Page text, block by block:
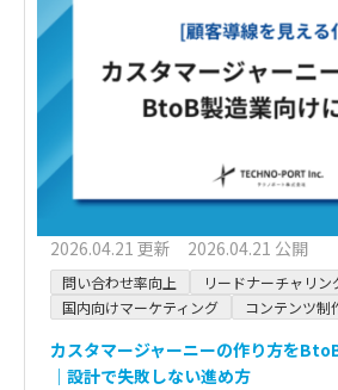
2026.04.21 更新 2026.04.21 公開
問い合わせ率向上
リードナーチャリン
国内向けマーケティング
コンテンツ制
カスタマージャーニーの作り方を
｜設計で失敗しない進め方